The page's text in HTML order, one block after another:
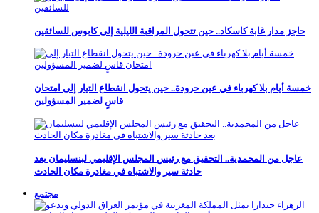
حاجز مدار غابة كاسكاد.. حين تتحول المراقبة الليلية إلى كابوس للسائقين
خمسة أيام بلا كهرباء في عين حرودة.. حين يتحول انقطاع التيار إلى امتحان
قاسٍ لضمير المسؤولين
عاجل من المحمدية.. التحقيق مع رئيس المجلس الإقليمي لبنسليمان بعد
حادثة سير والاشتباه في مغادرة مكان الحادث
مجتمع